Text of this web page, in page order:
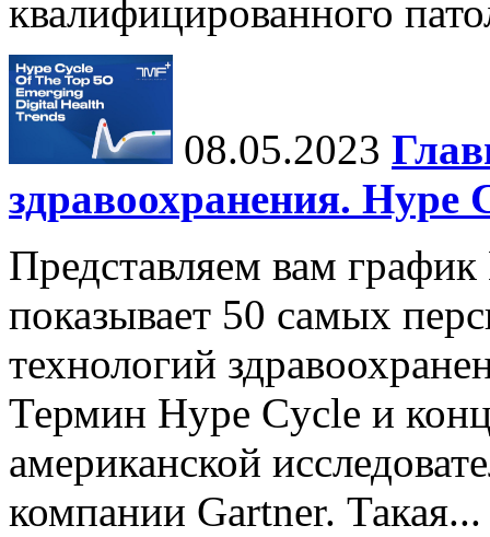
квалифицированного
08.05.2023
здравоохранения. Hype
Представляем вам
показывает 50 самых
технологий
Термин Hype Cycle и
американской
компании Gartner. Такая...